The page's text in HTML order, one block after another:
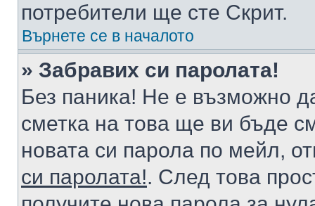
потребители ще сте Скрит.
Върнете се в началото
» Забравих си паролата!
Без паника! Не е възможно
сметка на това ще ви бъде
новата си парола по мейл,
си паролата!. След това